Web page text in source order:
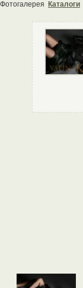
Фотогалерея Каталоги